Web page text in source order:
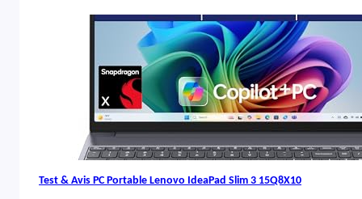
Test & Avis PC Portable Lenovo IdeaPad Slim 3 15Q8X10